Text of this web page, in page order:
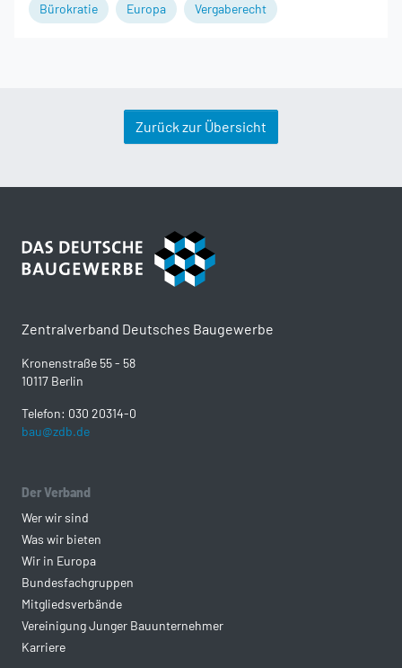
Bürokratie Europa Vergaberecht
Zurück zur Übersicht
Zentralverband Deutsches Baugewerbe
Kronenstraße 55 - 58
10117 Berlin
Telefon: 030 20314-0
bau@zdb.de
Der Verband
Wer wir sind
Was wir bieten
Wir in Europa
Bundesfachgruppen
Mitgliedsverbände
Vereinigung Junger Bauunternehmer
Karriere